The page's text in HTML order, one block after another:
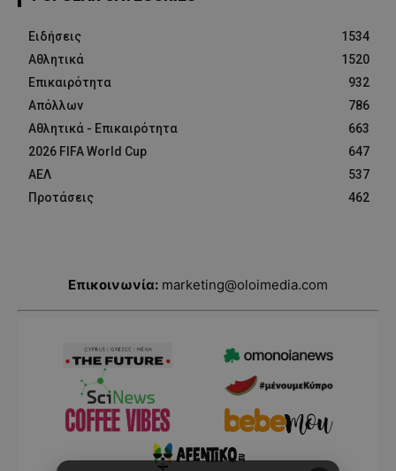
Ειδήσεις
1534
Αθλητικά
1520
Επικαιρότητα
932
Απόλλων
786
Αθλητικά - Επικαιρότητα
663
2026 FIFA World Cup
647
ΑΕΛ
537
Προτάσεις
462
Επικοινωνία: marketing@oloimedia.com